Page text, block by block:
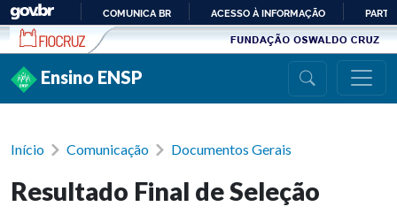
Ir para conteúdo
PARA
COMUNICA BR ACESSO À INFORMAÇÃO
Ensino ENSP
Início Comunicação Documentos Gerais
Resultado Final de Seleção